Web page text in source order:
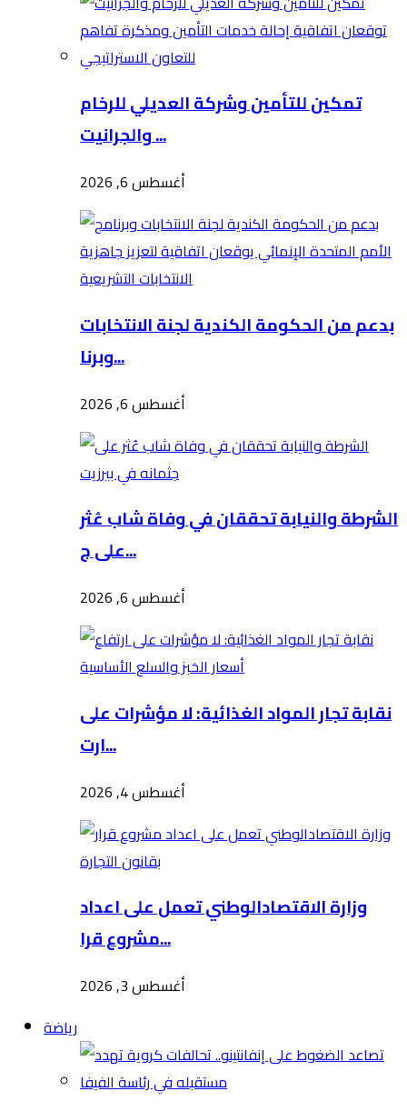
تمكين للتأمين وشركة العديلي للرخام
والجرانيت ...
أغسطس 6, 2026
بدعم من الحكومة الكندية لجنة الانتخابات
وبرنا...
أغسطس 6, 2026
الشرطة والنيابة تحققان في وفاة شاب عُثر
على ج...
أغسطس 6, 2026
نقابة تجار المواد الغذائية: لا مؤشرات على
ارت...
أغسطس 4, 2026
وزارة الاقتصادالوطني تعمل على اعداد
مشروع قرا...
أغسطس 3, 2026
رياضة